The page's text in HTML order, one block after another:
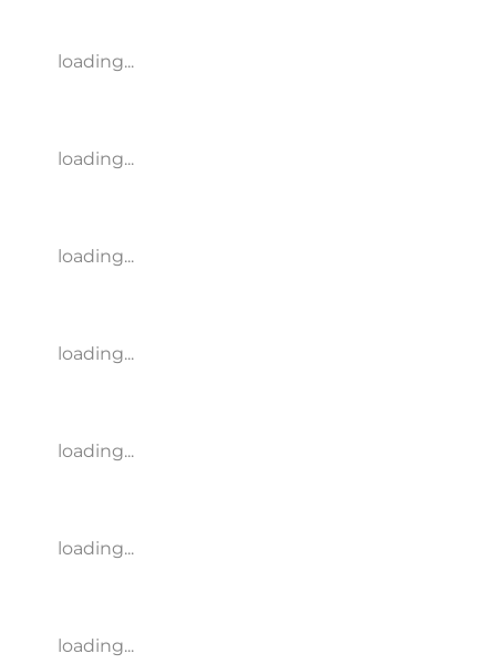
loading...
loading...
loading...
loading...
loading...
loading...
loading...